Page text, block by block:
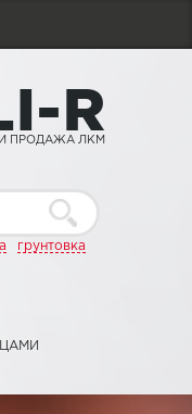
I-R
ПРОДАЖА ЛКМ
грунтовка